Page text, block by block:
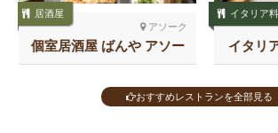
アソーク
居酒屋
個室居酒屋 ばんや アソー
ク
イタリア
イタリ
おすすめレストランを全部見る